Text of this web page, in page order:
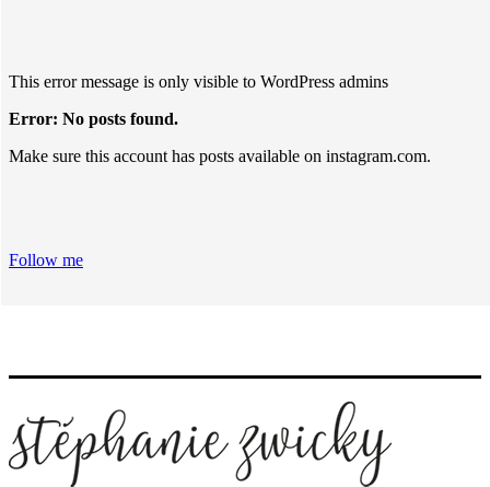
This error message is only visible to WordPress admins
Error: No posts found.
Make sure this account has posts available on instagram.com.
Follow me